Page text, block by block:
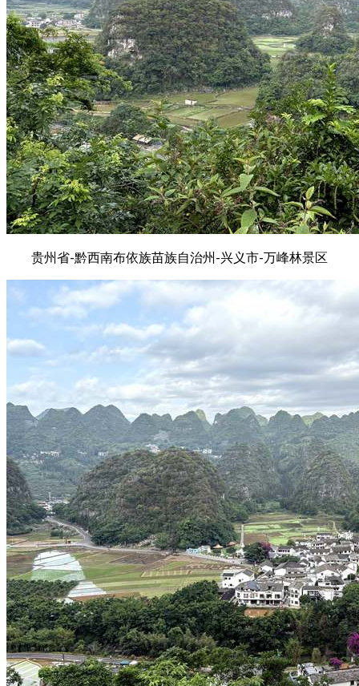
贵州省-黔西南布依族苗族自治州-兴义市-万峰林景区